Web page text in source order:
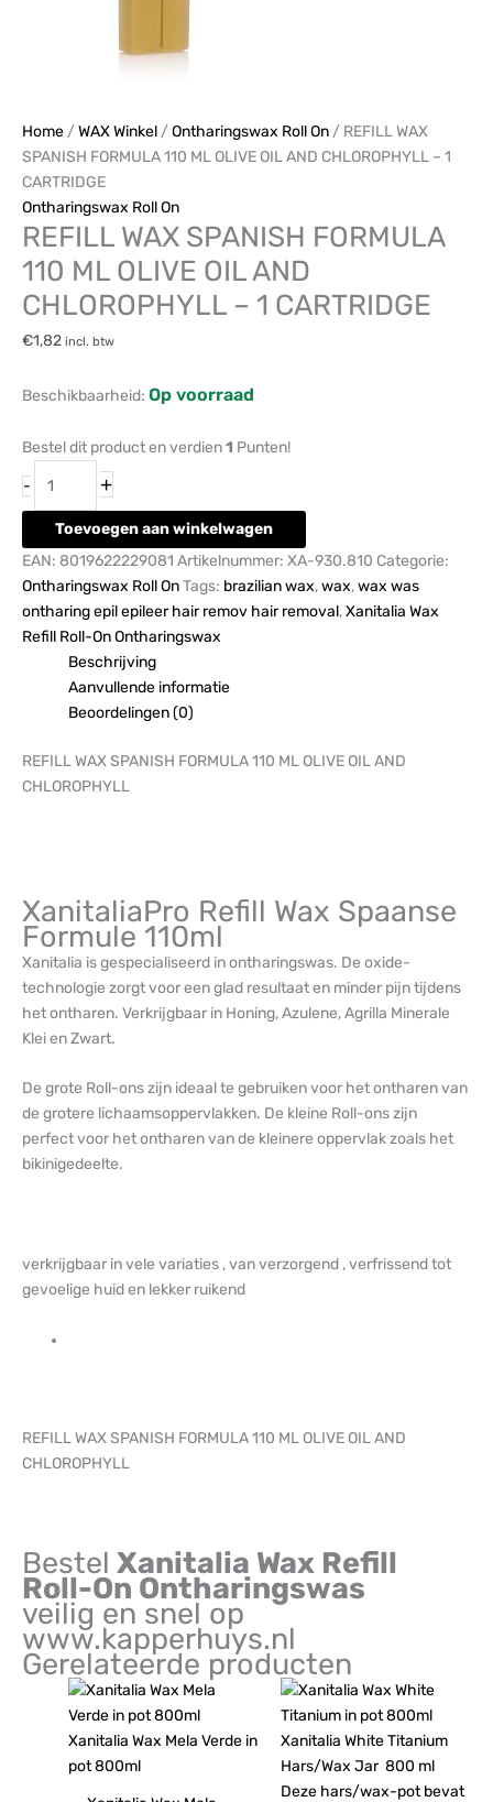
Home /WAX Winkel /Ontharingswax Roll On / REFILL WAX
SPANISH FORMULA 110 ML OLIVE OIL AND CHLOROPHYLL – 1
CARTRIDGE
Ontharingswax Roll On
REFILL WAX SPANISH FORMULA
110 ML OLIVE OIL AND
CHLOROPHYLL – 1 CARTRIDGE
€1,82 incl. btw
Beschikbaarheid: Op voorraad
Bestel dit product en verdien1 Punten!
- +
Toevoegen aan winkelwagen
EAN: 8019622229081 Artikelnummer: XA-930.810 Categorie:
Ontharingswax Roll OnTags: brazilian wax,wax,wax was
ontharing epil epileer hair remov hair removal,Xanitalia Wax
Refill Roll-On Ontharingswax
Beschrijving
Aanvullende informatie
Beoordelingen (0)
REFILL WAX SPANISH FORMULA 110 ML OLIVE OIL AND
CHLOROPHYLL
XanitaliaPro Refill Wax Spaanse
Formule 110ml
Xanitalia is gespecialiseerd in ontharingswas. De oxide-
technologie zorgt voor een glad resultaat en minder pijn tijdens
het ontharen. Verkrijgbaar in Honing, Azulene, Agrilla Minerale
Klei en Zwart.
De grote Roll-ons zijn ideaal te gebruiken voor het ontharen van
de grotere lichaamsoppervlakken. De kleine Roll-ons zijn
perfect voor het ontharen van de kleinere oppervlak zoals het
bikinigedeelte.
verkrijgbaar in vele variaties , van verzorgend , verfrissend tot
gevoelige huid en lekker ruikend
REFILL WAX SPANISH FORMULA 110 ML OLIVE OIL AND
CHLOROPHYLL
Bestel Xanitalia Wax Refill
Roll-On Ontharingswas
veilig en snel op
www.kapperhuys.nl
Gerelateerde producten